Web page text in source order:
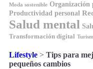
Moda sostenible Organización
Productividad personal
Salud mental
Transformación digital
Lifestyle > Tips para
pequeños cambios